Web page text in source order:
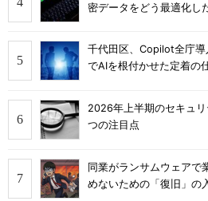
密データをどう最適化し
千代田区、Copilot全庁
でAIを根付かせた定着の
2026年上半期のセキュ
つの注目点
同業がランサムウェア
めないための「復旧」の